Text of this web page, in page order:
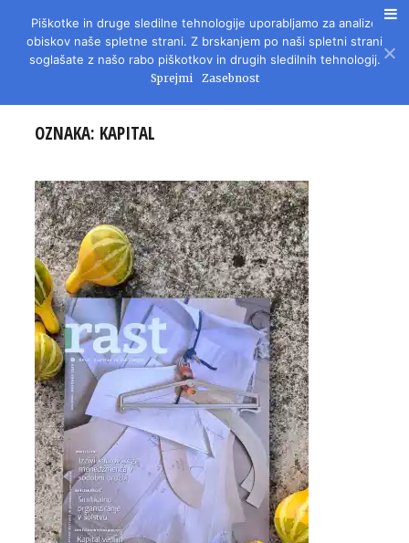
REVIJA ZA LITERATURO, KULTURO IN DRUŽBENA VPRAŠANJA
OZNAKA: KAPITAL
Piškotke in druge sledilne tehnologije uporabljamo za analizo
obiskov naše spletne strani. Z brskanjem po naši spletni strani
soglašate z našo rabo piškotkov in drugih sledilnih tehnologij.
Sprejmi Zasebnost